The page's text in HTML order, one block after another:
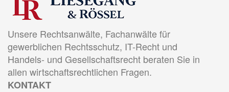
Unsere Rechtsanwälte, Fachanwälte für
gewerblichen Rechtsschutz, IT-Recht und
Handels- und Gesellschaftsrecht beraten Sie in
allen wirtschaftsrechtlichen Fragen.
KONTAKT